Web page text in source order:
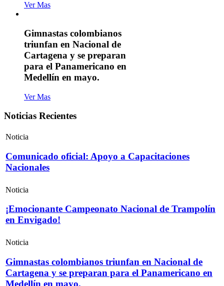
Ver Mas
Gimnastas colombianos
triunfan en Nacional de
Cartagena y se preparan
para el Panamericano en
Medellín en mayo.
Ver Mas
Noticias Recientes
Noticia
Comunicado oficial: Apoyo a Capacitaciones
Nacionales
Noticia
¡Emocionante Campeonato Nacional de Trampolín
en Envigado!
Noticia
Gimnastas colombianos triunfan en Nacional de
Cartagena y se preparan para el Panamericano en
Medellín en mayo.